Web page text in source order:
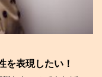
を表現したい！